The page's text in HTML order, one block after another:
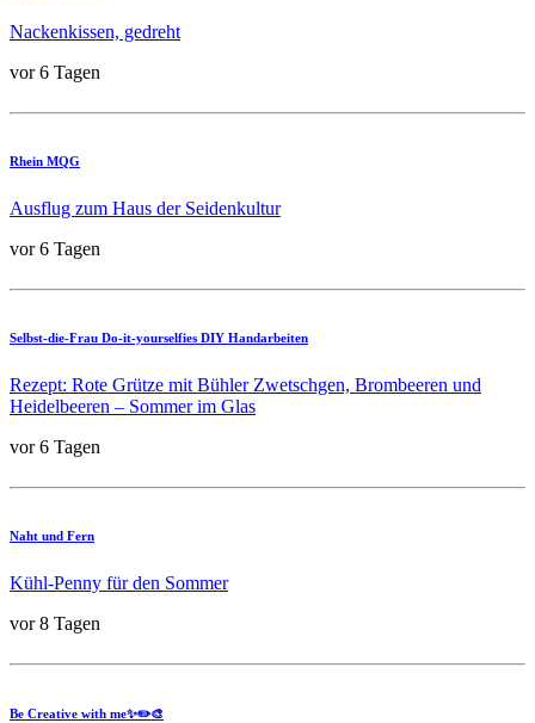
Nackenkissen, gedreht
vor 6 Tagen
Rhein MQG
Ausflug zum Haus der Seidenkultur
vor 6 Tagen
Selbst-die-Frau Do-it-yourselfies DIY Handarbeiten
Rezept: Rote Grütze mit Bühler Zwetschgen, Brombeeren und
Heidelbeeren – Sommer im Glas
vor 6 Tagen
Naht und Fern
Kühl-Penny für den Sommer
vor 8 Tagen
Be Creative with me✨✏️🎨